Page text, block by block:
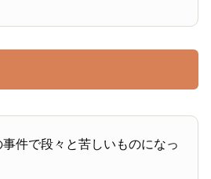
事件で段々と苦しいものになっ